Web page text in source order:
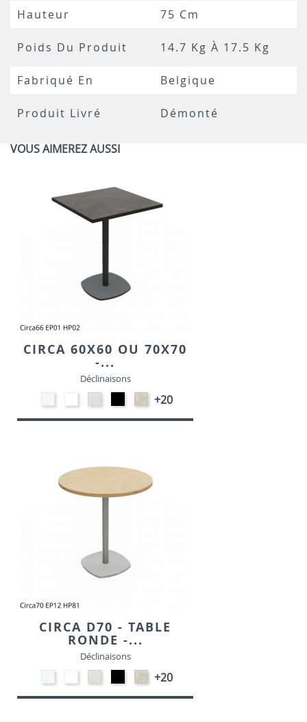
Hauteur 75 Cm
Poids Du Produit 14.7 Kg À 17.5 Kg
Fabriqué En Belgique
Produit Livré Démonté
VOUS AIMEREZ AUSSI
CIRCA 60X60 OU 70X70
-...
Déclinaisons
HP90
-
BLANC
STRATIFIE
HP93
-
EP01
-
NOIR
STRATIFIE
HP98
-
+20
CIRCA D70 - TABLE
RONDE -...
Déclinaisons
HP90
-
BLANC
STRATIFIE
HP93
-
EP01
-
NOIR
STRATIFIE
HP98
-
+20